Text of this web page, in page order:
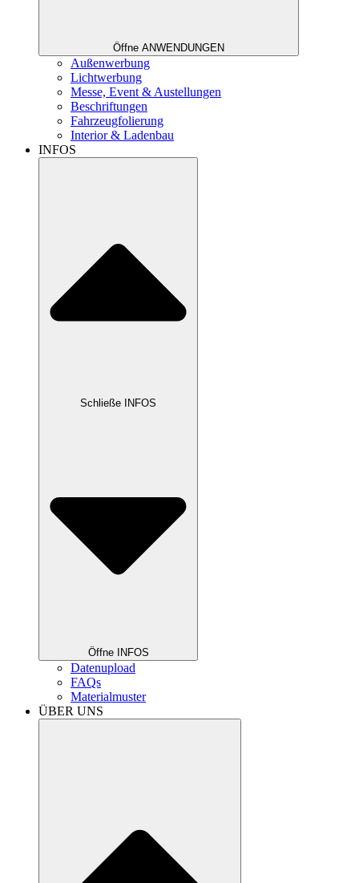
Öffne ANWENDUNGEN
Außenwerbung
Lichtwerbung
Messe, Event & Austellungen
Beschriftungen
Fahrzeugfolierung
Interior & Ladenbau
INFOS
Schließe INFOS
Öffne INFOS
Datenupload
FAQs
Materialmuster
ÜBER UNS